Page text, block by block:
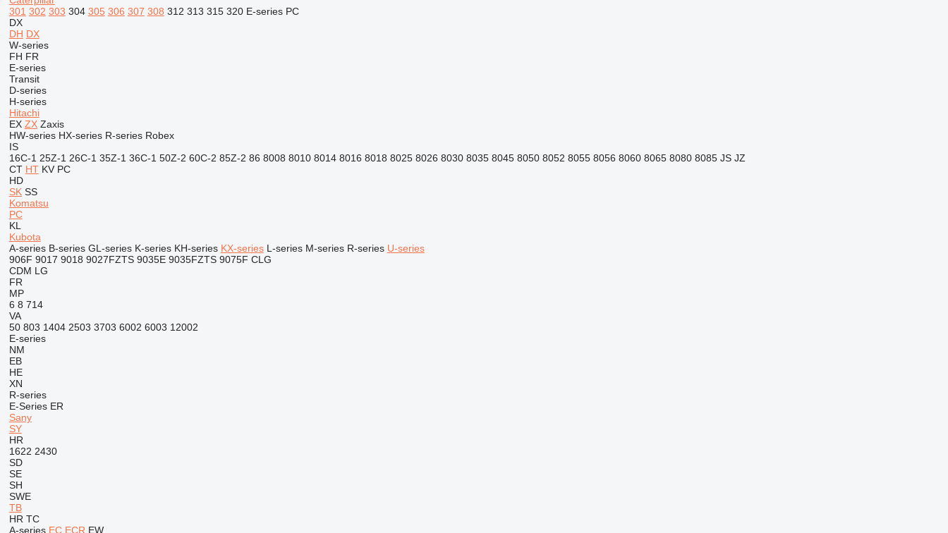
301 302 303 304 305 306 307 308 312 313 315 320 E-series PC
DX
DH DX
W-series
FH FR
E-series
Transit
D-series
H-series
Hitachi
EX ZX Zaxis
HW-series HX-series R-series Robex
IS
16C-1 25Z-1 26C-1 35Z-1 36C-1 50Z-2 60C-2 85Z-2 86 8008 8010 8014 8016 8018 8025 8026 8030 8035 8045 8050 8052 8055 8056 8060 8065 8080 8085 JS JZ
CT HT KV PC
HD
SK SS
Komatsu
PC
KL
Kubota
A-series B-series GL-series K-series KH-series KX-series L-series M-series R-series U-series
906F 9017 9018 9027FZTS 9035E 9035FZTS 9075F CLG
CDM LG
FR
MP
6 8 714
VA
50 803 1404 2503 3703 6002 6003 12002
E-series
NM
EB
HE
XN
R-series
E-Series ER
Sany
SY
HR
1622 2430
SD
SE
SH
SWE
TB
HR TC
A-series EC ECR EW